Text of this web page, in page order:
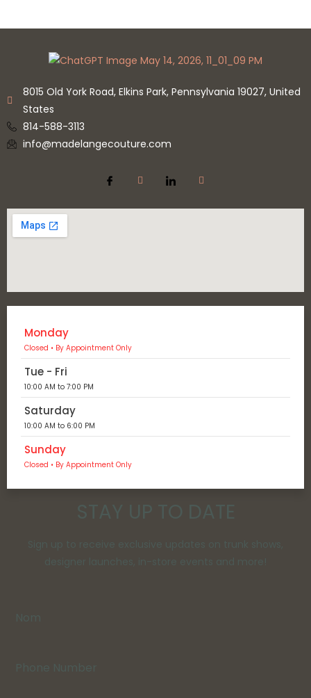
8015 Old York Road, Elkins Park, Pennsylvania 19027, United
States
814-588-3113
info@madelangecouture.com
Monday
Closed • By Appointment Only
Tue - Fri
10:00 AM to 7:00 PM
Saturday
10:00 AM to 6:00 PM
Sunday
Closed • By Appointment Only